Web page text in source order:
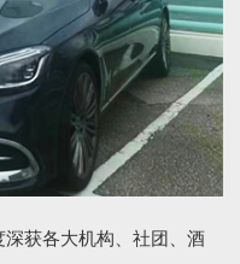
获各大机构、社团、酒